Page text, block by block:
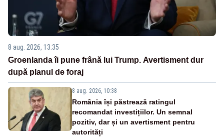
8 aug. 2026, 13:35
Groenlanda îi pune frână lui Trump. Avertisment dur
după planul de foraj
8 aug. 2026, 10:38
România își păstrează ratingul
recomandat investițiilor. Un semnal
pozitiv, dar și un avertisment pentru
autorități